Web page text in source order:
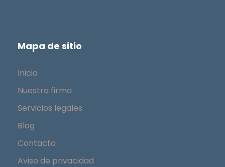
Mapa de sitio
Inicio
Nuestra firma
Servicios legales
Blog
Contacto
Aviso de privacidad